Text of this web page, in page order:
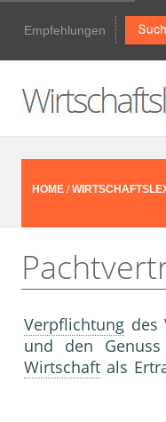
Empfehlungen
HOME /
Verpflichtung des
und den
Wirtschaft als